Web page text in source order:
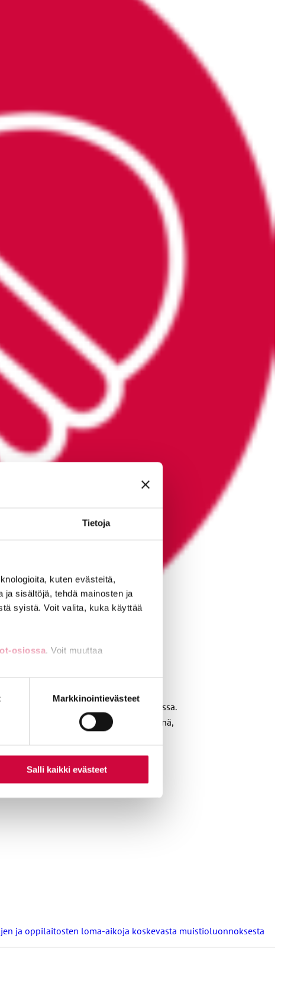
Tietoja
kuten evästeitä,
ja sisältöjä, tehdä mainosten ja
syistä. Voit valita, kuka käyttää
osiossa. Voit muuttaa
tilastointi- tai
Markkinointievästeet
Salli kaikki evästeet
ammattilaisia hallinto- ja tukipalveluissa.
ohjaajina, avustajina, sihteereinä,
JHL, Jyty ja OAJ. Työnantajan
osalta.
ja oppilaitosten loma-aikoja koskevasta muistioluonnoksesta